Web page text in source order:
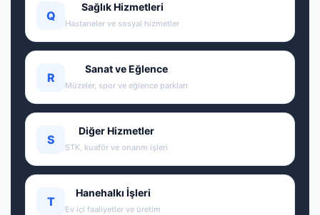
Q
Sağlık Hizmetleri
Hastaneler ve sosyal hizmetler
R
Sanat ve Eğlence
Müzeler, spor ve eğlence parkları
S
Diğer Hizmetler
STK, kuaför ve onarım işleri
T
Hanehalkı İşleri
Ev içi faaliyetler ve üretim